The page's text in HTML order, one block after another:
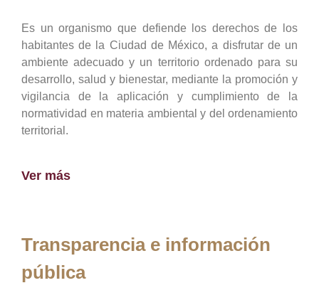
Es un organismo que defiende los derechos de los
habitantes de la Ciudad de México, a disfrutar de un
ambiente adecuado y un territorio ordenado para su
desarrollo, salud y bienestar, mediante la promoción y
vigilancia de la aplicación y cumplimiento de la
normatividad en materia ambiental y del ordenamiento
territorial.
Ver más
Transparencia e información
pública